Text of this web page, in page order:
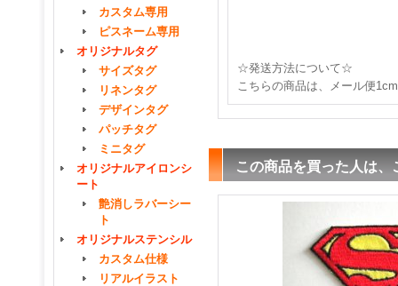
カスタム専用
ピスネーム専用
オリジナルタグ
サイズタグ
リネンタグ
デザインタグ
パッチタグ
ミニタグ
オリジナルアイロンシ
ート
艶消しラバーシー
ト
オリジナルステンシル
カスタム仕様
リアルイラスト
☆発送方法について☆
こちらの商品は、メール便
この商品を買った人は